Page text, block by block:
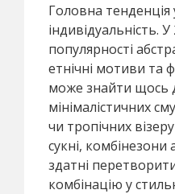
Головна тенденція
індивідуальність.
популярності
етнічні мотиви та
може знайти щось
мінімалістичних
чи тропічних
сукні, комбінезони
здатні
комбінацію у